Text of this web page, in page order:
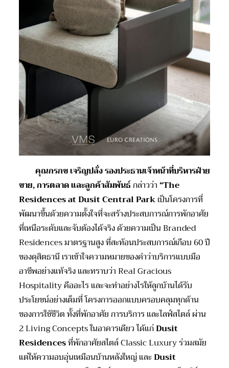
คุณกรกช เจริญปลั่ง รองประธานเจ้าหน้าที่บริหารฝ่าย
ขาย, การตลาด และลูกค้าสัมพันธ์กล่าวว่า“The
Residences at Dusit Central Parkเป็นโครงการที่
พัฒนาขึ้นด้วยความตั้งใจที่จะสร้างประสบการณ์การพักอาศัย
ที่เหนือระดับและจับต้องได้จริง ด้วยความเป็น Branded
Residences มาตรฐานสูง ที่สะท้อนประสบการณ์เกือบ 60 ปี
ของดุสิตธานี เราเข้าใจความหมายของคำว่าบริการแบบมือ
อาชีพอย่างแท้จริง และทราบว่า Real Gracious
Hospitality คืออะไร และจะทำอย่างไรให้ลูกบ้านได้รับ
ประโยชน์อย่างเต็มที่ โครงการออกแบบครอบคลุมทุกด้าน
ของการใช้ชีวิต ทั้งที่พักอาศัย การบริการ และไลฟ์สไตล์ ผ่าน
2 Living Concepts ในอาคารเดียว ได้แก่Dusit
Residencesที่พักอาศัยสไตล์ Classic Luxury ร่วมสมัย
แต่ให้ความอบอุ่นเหมือนบ้านหลังใหญ่ และDusit